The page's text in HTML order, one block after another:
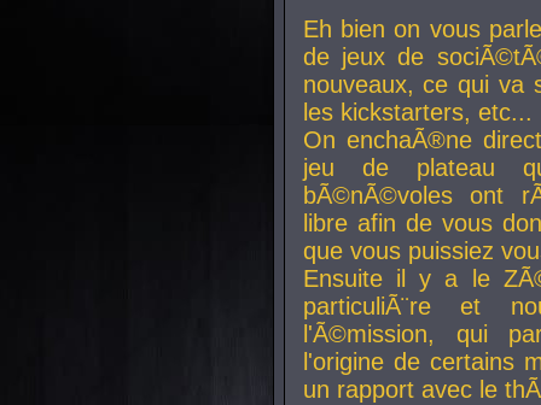
Eh bien on vous
de jeux de
nouveaux, ce qui va
les kickstarters, etc...
On enchaÃ®ne
jeu de plateau
bÃ©nÃ©voles ont
libre afin de vous
que vous puissiez
Ensuite il y a le
particuliÃ¨re et
l'Ã©mission, qui
l'origine de certains
un rapport avec le